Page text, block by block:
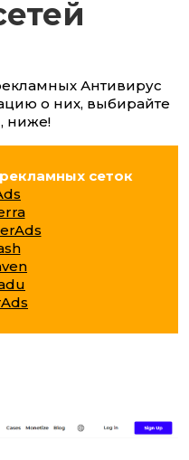
Антивирус
о них, выбирайте
ниже!
сеток